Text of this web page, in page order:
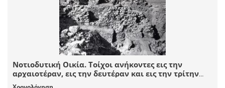
Νοτιοδυτική Οικία. Τοίχοι ανήκοντες εις την
αρχαιοτέραν, εις την δευτέραν και εις την τρίτην
οικοδομικήν φάσιν της ΥΕ ΙΙΙΓ περιόδου.